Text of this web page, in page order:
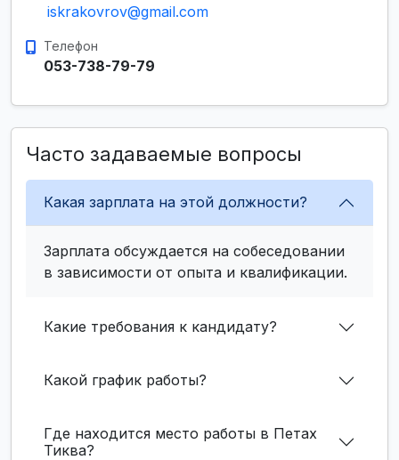
iskrakovrov@gmail.com
Телефон
053-738-79-79
Часто задаваемые вопросы
Какая зарплата на этой должности?
Зарплата обсуждается на собеседовании
в зависимости от опыта и квалификации.
Какие требования к кандидату?
Какой график работы?
Где находится место работы в Петах
Тиква?